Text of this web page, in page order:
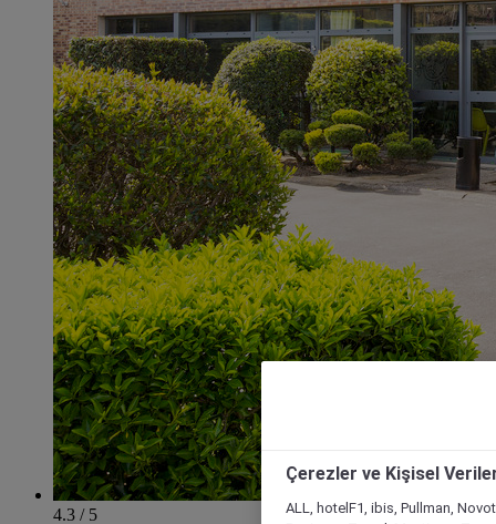
4.3 / 5
Çerezler ve Kişisel
ALL, hotelF1, ibis, Pullman,